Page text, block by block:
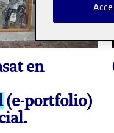
en
(e-portfolio)